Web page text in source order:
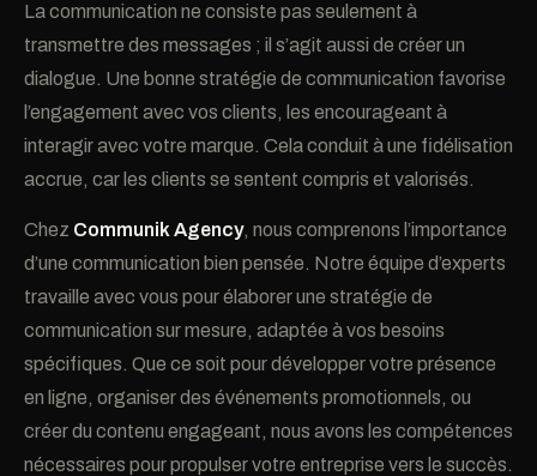
La communication ne consiste pas seulement à
transmettre des messages ; il s’agit aussi de créer un
dialogue. Une bonne stratégie de communication favorise
l’engagement avec vos clients, les encourageant à
interagir avec votre marque. Cela conduit à une fidélisation
accrue, car les clients se sentent compris et valorisés.
Chez Communik Agency, nous comprenons l’importance
d’une communication bien pensée. Notre équipe d’experts
travaille avec vous pour élaborer une stratégie de
communication sur mesure, adaptée à vos besoins
spécifiques. Que ce soit pour développer votre présence
en ligne, organiser des événements promotionnels, ou
créer du contenu engageant, nous avons les compétences
nécessaires pour propulser votre entreprise vers le succès.